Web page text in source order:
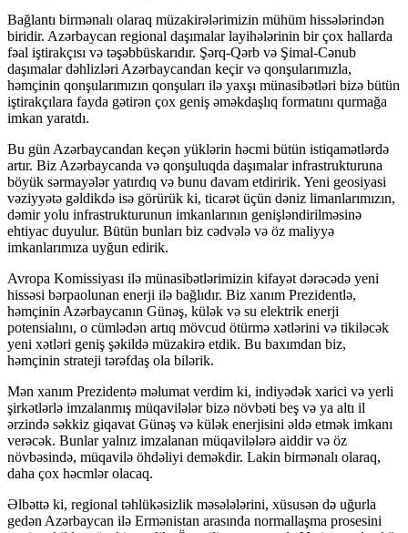
Bağlantı birmənalı olaraq müzakirələrimizin mühüm hissələrindən
biridir. Azərbaycan regional daşımalar layihələrinin bir çox hallarda
fəal iştirakçısı və təşəbbüskarıdır. Şərq-Qərb və Şimal-Cənub
daşımalar dəhlizləri Azərbaycandan keçir və qonşularımızla,
həmçinin qonşularımızın qonşuları ilə yaxşı münasibətləri bizə bütün
iştirakçılara fayda gətirən çox geniş əməkdaşlıq formatını qurmağa
imkan yaratdı.
Bu gün Azərbaycandan keçən yüklərin həcmi bütün istiqamətlərdə
artır. Biz Azərbaycanda və qonşuluqda daşımalar infrastrukturuna
böyük sərmayələr yatırdıq və bunu davam etdiririk. Yeni geosiyasi
vəziyyətə gəldikdə isə görürük ki, ticarət üçün dəniz limanlarımızın,
dəmir yolu infrastrukturunun imkanlarının genişləndirilməsinə
ehtiyac duyulur. Bütün bunları biz cədvələ və öz maliyyə
imkanlarımıza uyğun edirik.
Avropa Komissiyası ilə münasibətlərimizin kifayət dərəcədə yeni
hissəsi bərpaolunan enerji ilə bağlıdır. Biz xanım Prezidentlə,
həmçinin Azərbaycanın Günəş, külək və su elektrik enerji
potensialını, o cümlədən artıq mövcud ötürmə xətlərini və tikiləcək
yeni xətləri geniş şəkildə müzakirə etdik. Bu baxımdan biz,
həmçinin strateji tərəfdaş ola bilərik.
Mən xanım Prezidentə məlumat verdim ki, indiyədək xarici və yerli
şirkətlərlə imzalanmış müqavilələr bizə növbəti beş və ya altı il
ərzində səkkiz giqavat Günəş və külək enerjisini əldə etmək imkanı
verəcək. Bunlar yalnız imzalanan müqavilələrə aiddir və öz
növbəsində, müqavilə öhdəliyi deməkdir. Lakin birmənalı olaraq,
daha çox həcmlər olacaq.
Əlbəttə ki, regional təhlükəsizlik məsələlərini, xüsusən də uğurla
gedən Azərbaycan ilə Ermənistan arasında normallaşma prosesini